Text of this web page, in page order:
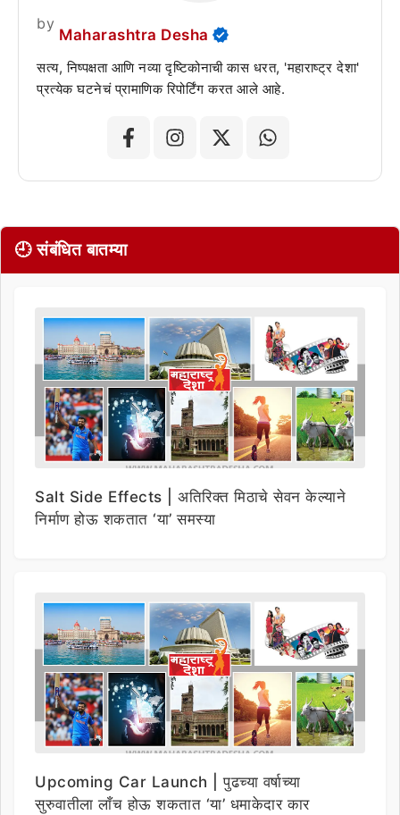
by
Maharashtra Desha
सत्य, निष्पक्षता आणि नव्या दृष्टिकोनाची कास धरत, 'महाराष्ट्र देशा'
प्रत्येक घटनेचं प्रामाणिक रिपोर्टिंग करत आले आहे.
🕘 संबंधित बातम्या
Salt Side Effects | अतिरिक्त मिठाचे सेवन केल्याने
निर्माण होऊ शकतात ‘या’ समस्या
Upcoming Car Launch | पुढच्या वर्षाच्या
सुरुवातीला लाँच होऊ शकतात ‘या’ धमाकेदार कार